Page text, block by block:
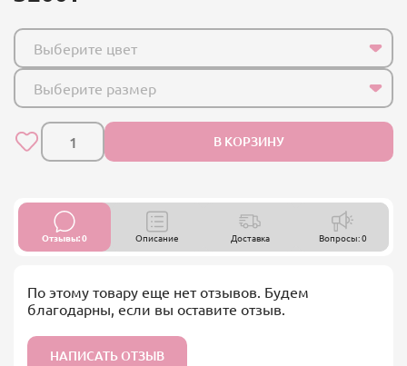
Выберите цвет
Выберите размер
В КОРЗИНУ
Отзывы: 0 Описание Доставка Вопросы: 0
По этому товару еще нет отзывов. Будем
благодарны, если вы оставите отзыв.
НАПИСАТЬ ОТЗЫВ